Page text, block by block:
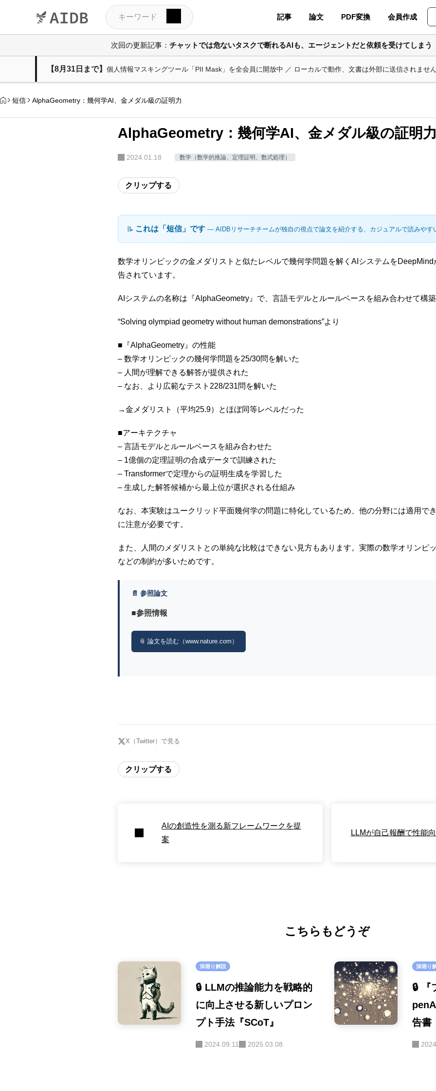
記事 論文 PDF変換 会員作成
次回の更新記事： チャットでは危ないタスクで断れるAIも、エージェントだと依頼を受けてしまう
【8月31日まで】 個人情報マスキングツール「PII Mask」を全会員に開放中 ／ ローカルで動作、文書は外部に送信されませ
短信 AlphaGeometry：幾何学AI、金メダル級の証明力
AlphaGeometry：幾何学AI、金メダル級の証明
2024.01.18 数学（数学的推論、定理証明、数式処理）
クリップする
📝 これは「短信」です ― AIDBリサーチチームが独自の視点で論文を紹介する、カジュアルで読みやす
数学オリンピックの金メダリストと似たレベルで幾何学問題を解くAIシステムを
告されています。
AIシステムの名称は『AlphaGeometry』で、言語モデルとルールベースを組み合わせて構
“Solving olympiad geometry without human demonstrations”より
■『AlphaGeometry』の性能
– 数学オリンピックの幾何学問題を25/30問を解いた
– 人間が理解できる解答が提供された
– なお、より広範なテスト228/231問を解いた
→金メダリスト（平均25.9）とほぼ同等レベルだった
■アーキテクチャ
– 言語モデルとルールベースを組み合わせた
– 1億個の定理証明の合成データで訓練された
– Transformerで定理からの証明生成を学習した
– 生成した解答候補から最上位が選択される仕組み
なお、本実験はユークリッド平面幾何学の問題に特化しているため、他の分野には適用で
に注意が必要です。
また、人間のメダリストとの単純な比較はできない見方もあります。実際の数学オリンピ
などの制約が多いためです。
📄 参照論文
■参照情報
📎 論文を読む（www.nature.com）
X（Twitter）で見る
クリップする
AIの創造性を測る新フレームワークを提
案
LLMが自己報酬で性能
こちらもどうぞ
深堀り解説
🔒 LLMの推論能力を戦略的
に向上させる新しいプロン
プト手法『SCoT』
2024.09.11 2025.03.08
深堀り
🔒
告
ダル